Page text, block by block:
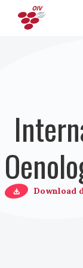
Download